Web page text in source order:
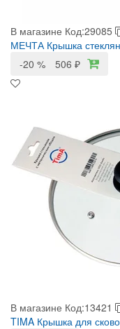
В магазине Код:29085
МЕЧТА Крышка
-20 %
506 ₽
В магазине Код:13421
TIMA Крышка для